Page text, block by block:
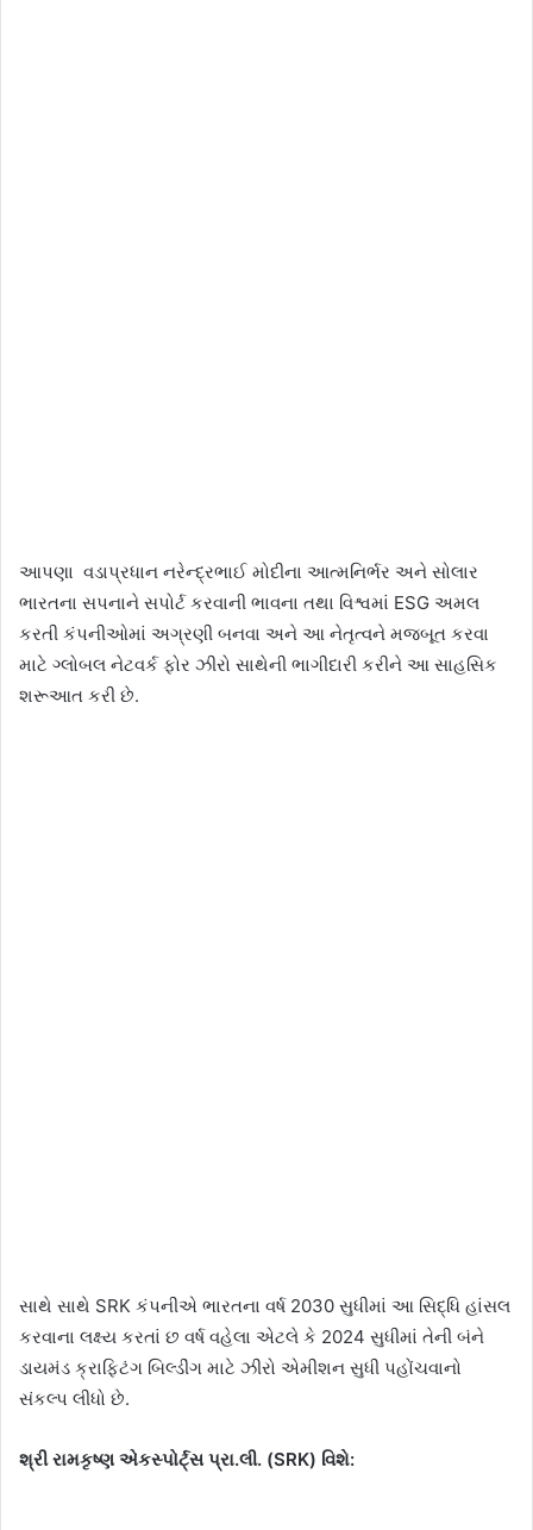
આપણા વડાપ્રધાન નરેન્દ્રભાઈ મોદીના આત્મનિર્ભર અને સોલાર
ભારતના સપનાને સપોર્ટ કરવાની ભાવના તથા વિશ્વમાં ESG અમલ
કરતી કંપનીઓમાં અગ્રણી બનવા અને આ નેતૃત્વને મજબૂત કરવા
માટે ગ્લોબલ નેટવર્ક ફોર ઝીરો સાથેની ભાગીદારી કરીને આ સાહસિક
શરૂઆત કરી છે.
સાથે સાથે SRK કંપનીએ ભારતના વર્ષ 2030 સુધીમાં આ સિદ્ધિ હાંસલ
કરવાના લક્ષ્ય કરતાં છ વર્ષ વહેલા એટલે કે 2024 સુધીમાં તેની બંને
ડાયમંડ ક્રાફ્ટિંગ બિલ્ડીંગ માટે ઝીરો એમીશન સુધી પહોંચવાનો
સંકલ્પ લીધો છે.
શ્રી રામકૃષ્ણ એકસ્પોર્ટ્સ પ્રા.લી. (SRK) વિશે: